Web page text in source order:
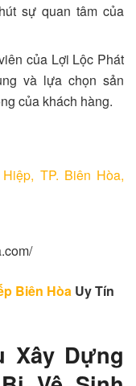
sự quan tâm của
của Lợi Lộc Phát
và lựa chọn sản
của khách hàng.
TP. Biên Hòa,
Biên Hòa Uy Tín
Xây Dựng